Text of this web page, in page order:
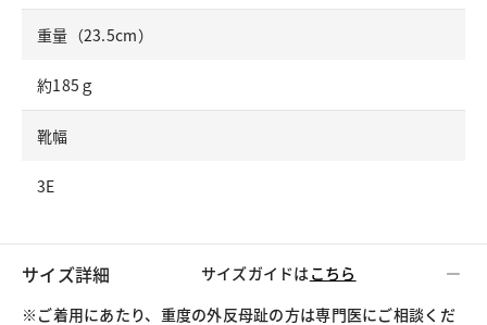
重量（23.5cm）
約185ｇ
靴幅
3E
サイズ詳細 サイズガイドはこちら
※ご着用にあたり、重度の外反母趾の方は専門医にご相談くだ